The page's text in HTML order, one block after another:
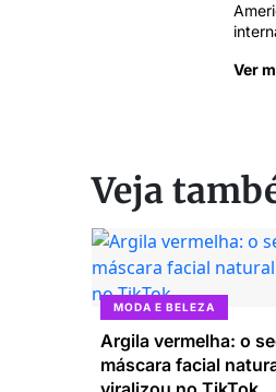
Ver
Veja
MODA E BELEZA
Argila vermelha: o
máscara facial